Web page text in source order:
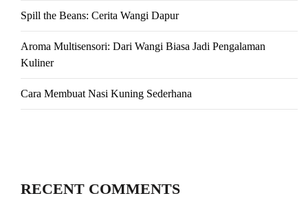
Spill the Beans: Cerita Wangi Dapur
Aroma Multisensori: Dari Wangi Biasa Jadi Pengalaman
Kuliner
Cara Membuat Nasi Kuning Sederhana
RECENT COMMENTS